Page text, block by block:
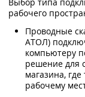
рабочего
Проводные
АТОЛ)
компьютеру
решение для
магазина,
рабочему